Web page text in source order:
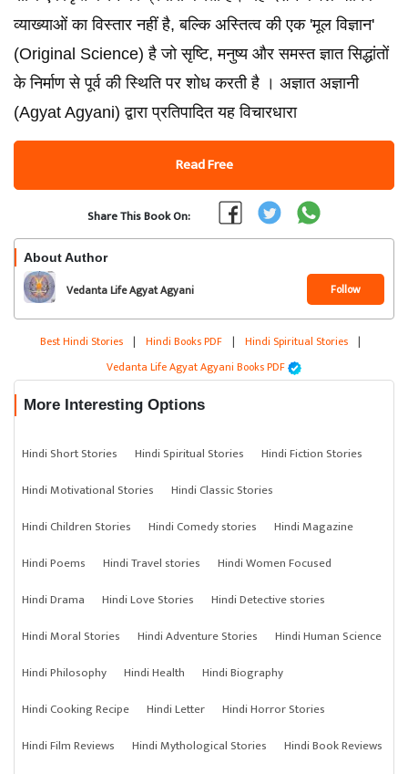
व्याख्याओं का विस्तार नहीं है, बल्कि अस्तित्व की एक 'मूल विज्ञान'
(Original Science) है जो सृष्टि, मनुष्य और समस्त ज्ञात सिद्धांतों
के निर्माण से पूर्व की स्थिति पर शोध करती है । अज्ञात अज्ञानी
(Agyat Agyani) द्वारा प्रतिपादित यह विचारधारा
Read Free
Share This Book On:
About Author
Vedanta Life Agyat Agyani Follow
Best Hindi Stories | Hindi Books PDF | Hindi Spiritual Stories |
Vedanta Life Agyat Agyani Books PDF
More Interesting Options
Hindi Short Stories Hindi Spiritual Stories
Hindi Fiction Stories
Hindi Motivational Stories
Hindi Classic Stories
Hindi Children Stories
Hindi Comedy stories
Hindi Magazine
Hindi Poems
Hindi Travel stories
Hindi Women Focused
Hindi Drama
Hindi Love Stories
Hindi Detective stories
Hindi Moral Stories
Hindi Adventure Stories
Hindi Human Science
Hindi Philosophy
Hindi Health
Hindi Biography
Hindi Cooking Recipe
Hindi Letter
Hindi Horror Stories
Hindi Film Reviews
Hindi Mythological Stories
Hindi Book Reviews